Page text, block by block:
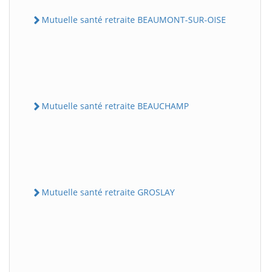
Mutuelle santé retraite BEAUMONT-SUR-OISE
Mutuelle santé retraite BEAUCHAMP
Mutuelle santé retraite GROSLAY